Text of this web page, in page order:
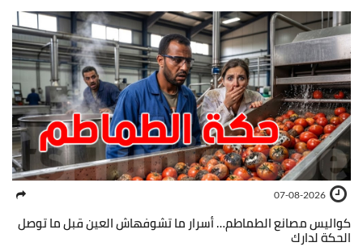
07-08-2026
كواليس مصانع الطماطم… أسرار ما تشوفهاش العين قبل ما توصل
الحكة لدارك